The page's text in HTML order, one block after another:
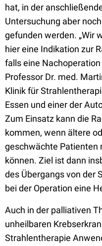
hat, in der
Untersuchung aber
gefunden werden. „Wir
hier eine Indikation zur
falls eine
Professor Dr. med.
Klinik für
Essen und einer der
Zum Einsatz kann die
kommen, wenn ältere
geschwächte Patienten
können. Ziel ist dann
des Übergangs von der
bei der Operation eine
Auch in der palliativen
unheilbaren
Strahlentherapie